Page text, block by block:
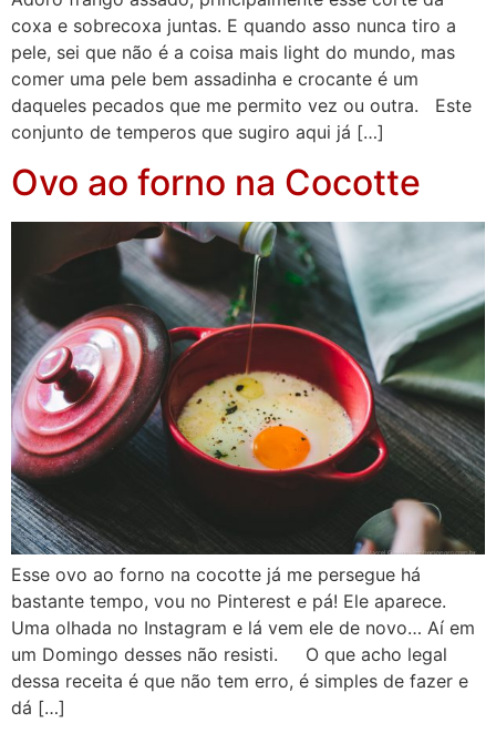
coxa e sobrecoxa juntas. E quando asso nunca tiro a
pele, sei que não é a coisa mais light do mundo, mas
comer uma pele bem assadinha e crocante é um
daqueles pecados que me permito vez ou outra. Este
conjunto de temperos que sugiro aqui já […]
Ovo ao forno na Cocotte
Esse ovo ao forno na cocotte já me persegue há
bastante tempo, vou no Pinterest e pá! Ele aparece.
Uma olhada no Instagram e lá vem ele de novo… Aí em
um Domingo desses não resisti. O que acho legal
dessa receita é que não tem erro, é simples de fazer e
dá […]